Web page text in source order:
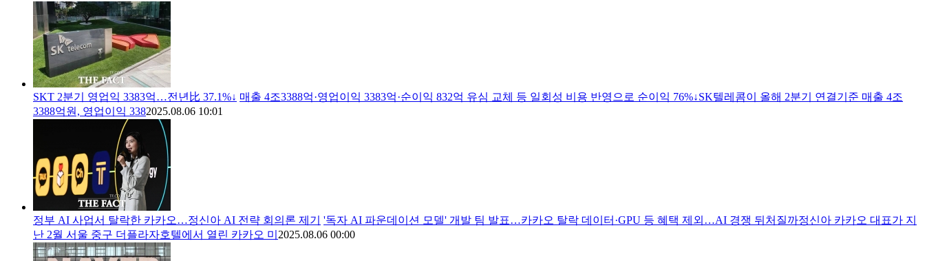
SKT 2분기 영업익 3383억…전년比 37.1%↓ 매출 4조3388억·영업이익 3383억·순이익 832억 유심 교체 등 일회성 비용 반영으로 순이익 76%↓SK텔레콤이 올해 2분기 연결기준 매출 4조
3388억원, 영업이익 3382025.08.06 10:01
정부 AI 사업서 탈락한 카카오…정신아 AI 전략 회의론 제기
'독자 AI 파운데이션 모델' 개발 팀 발표…카카오 탈락 데이터·GPU 등 혜택 제외…AI 경쟁 뒤처질까정신아 카카오 대표가 지
난 2월 서울 중구 더플라자호텔에서 열린 카카오 미 2025.08.06 00:00